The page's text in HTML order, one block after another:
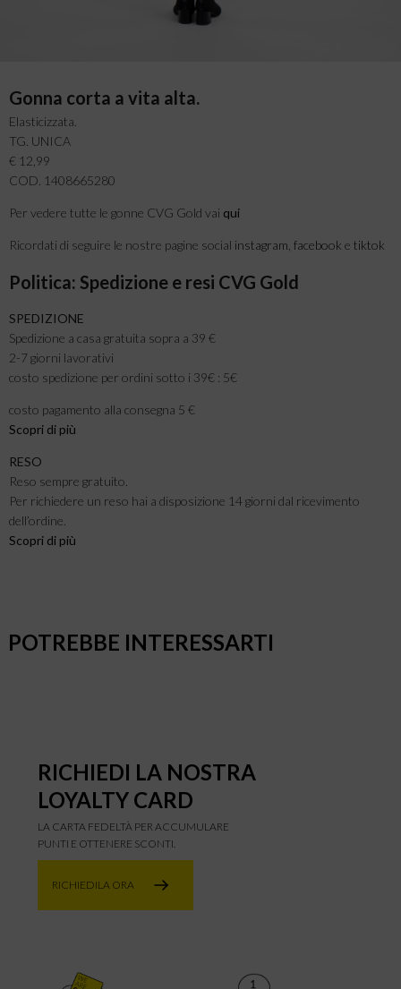
Gonna corta a vita alta.
Elasticizzata.
TG. UNICA
€ 12,99
COD. 1408665280
Per vedere tutte le gonne CVG Gold vai qui
Ricordati di seguire le nostre pagine social instagram facebook e tiktok
Politica: Spedizione e resi CVG Gold
SPEDIZIONE
Spedizione a casa gratuita sopra a 39 €
2-7 giorni lavorativi
costo spedizione per ordini sotto i 39€ : 5€
costo pagamento alla consegna 5 €
Scopri di più
RESO
Reso sempre gratuito.
Per richiedere un reso hai a disposizione 14 giorni dal ricevimento
dell’ordine.
Scopri di più
POTREBBE INTERESSARTI
RICHIEDI LA NOSTRA
LOYALTY CARD
LA CARTA FEDELTÀ PER ACCUMULARE
PUNTI E OTTENERE SCONTI.
RICHIEDILA ORA